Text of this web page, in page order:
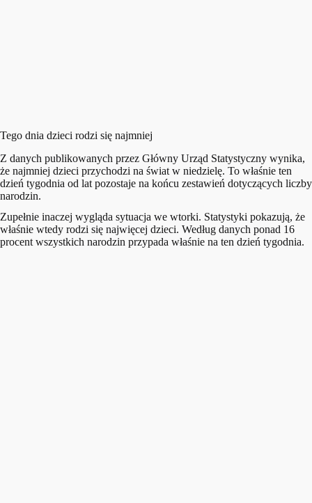
Tego dnia dzieci rodzi się najmniej
Z danych publikowanych przez Główny Urząd Statystyczny wynika,
że najmniej dzieci przychodzi na świat w niedzielę. To właśnie ten
dzień tygodnia od lat pozostaje na końcu zestawień dotyczących liczby
narodzin.
Zupełnie inaczej wygląda sytuacja we wtorki. Statystyki pokazują, że
właśnie wtedy rodzi się najwięcej dzieci. Według danych ponad 16
procent wszystkich narodzin przypada właśnie na ten dzień tygodnia.